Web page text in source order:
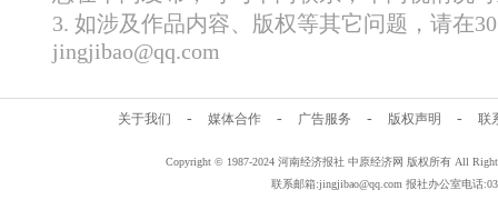
3. 如涉及作品内容、版权等其它问题，请在
jingjibao@qq.com
关于我们 - 媒体合作 - 广告服务 - 版权声明 - 联
Copyright © 1987-2024 河南经济报社 中原经济网 版权所有 All
联系邮箱:jingjibao@qq.com 报社办公室电话